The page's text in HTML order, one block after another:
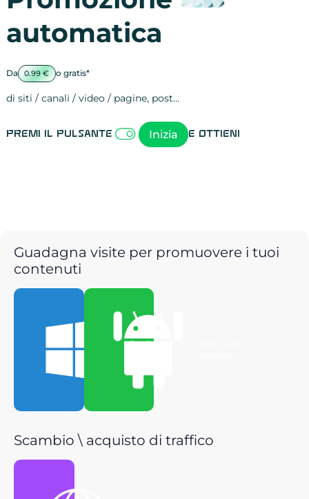
automatica
Da 0.99 € o gratis*
di siti / canali / video / pagine, post…
Premi il pulsante Inizia e ottieni
Guadagna visite per promuovere i tuoi
contenuti
Scarica per
Scambio \ acquisto di traffico